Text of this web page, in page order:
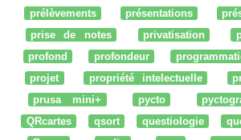
prélèvements
présentations
prise de notes
privatisation
profond
profondeur
projet
propriété intelectuelle
prusa mini+
pycto
QRcartes
qsort questiologie